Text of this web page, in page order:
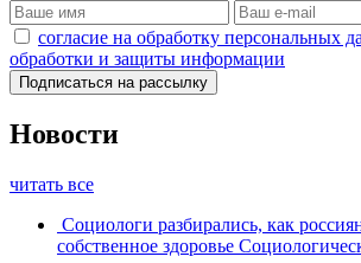
согласие на обработку персональных
обработки и защиты информации
Новости
читать все
Социологи разбирались, как
собственное здоровье